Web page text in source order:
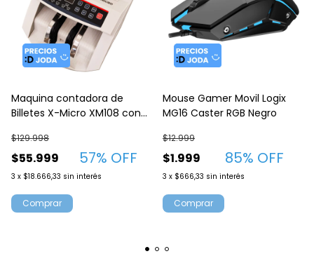
Maquina contadora de
Billetes X-Micro XM108 con
$55.999
$129.998
57% OFF
3 x $18.666,33 sin interés
Mouse Gamer Movil Logix
MG16 Caster RGB Negro
$1.999
$12.999
85% OFF
3 x $666,33 sin interés